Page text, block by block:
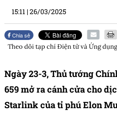
15:11 |26/03/2025
Chia sẻ
Theo dõi tạp chíĐiện tử và Ứng dụng
Ngày 23-3, Thủ tướng
659 mở ra cánh cửa cho
Starlink của tỉ phú Elon